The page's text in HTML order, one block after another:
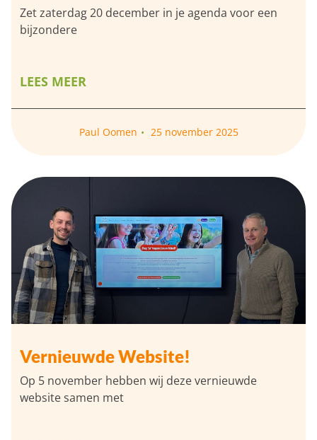
Zet zaterdag 20 december in je agenda voor een
bijzondere
LEES MEER
Paul Oomen 25 november 2025
Vernieuwde Website!
Op 5 november hebben wij deze vernieuwde
website samen met